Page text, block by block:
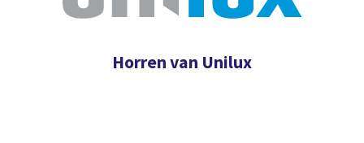
Horren van Unilux